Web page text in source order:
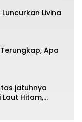
Livina
Apa
jatuhnya
Hitam,